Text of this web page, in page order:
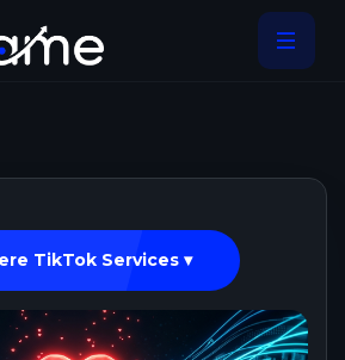
TikTok Services ▾